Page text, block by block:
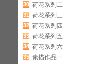
30 荷花系列二
31 荷花系列三
32 荷花系列四
33 荷花系列五
34 荷花系列六
35 素描作品一